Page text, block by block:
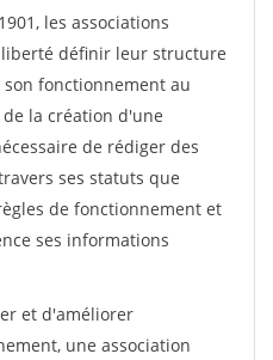
les associations
définir leur structure
fonctionnement au
la création d'une
de rédiger des
ses statuts que
de fonctionnement et
ses informations
et d'améliorer
une association